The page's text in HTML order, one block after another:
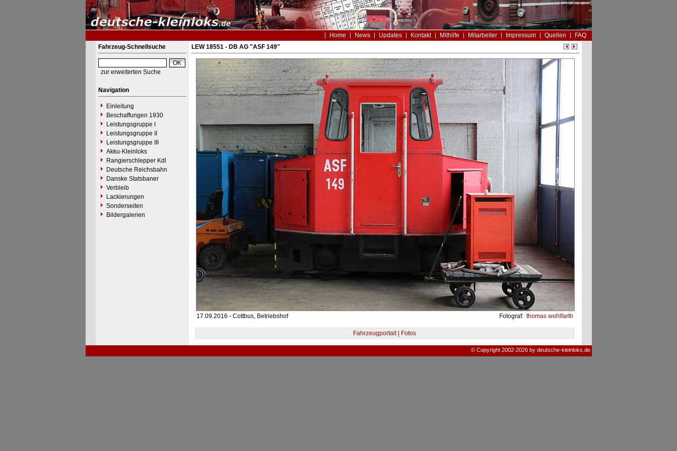
Home News Updates Kontakt Mithilfe Mitarbeiter Impressum Quellen
FAQ
Fahrzeug-Schnellsuche
zur erweiterten Suche
Navigation
Einleitung
Beschaffungen 1930
Leistungsgruppe I
Leistungsgruppe II
Leistungsgruppe III
Akku-Kleinloks
Rangierschlepper Kdl
Deutsche Reichsbahn
Danske Statsbaner
Verbleib
Lackierungen
Sonderseiten
Bildergalerien
LEW 18551 - DB AG "ASF 149"
17.09.2016 - Cottbus, Betriebshof Fotograf: thomas wohlfarth
Fahrzeugportait | Fotos
© Copyright 2002-2026 by deutsche-kleinloks.de